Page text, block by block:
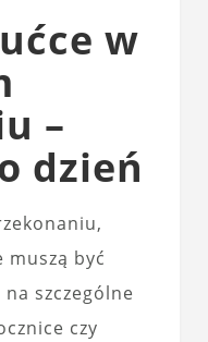
w
–
dzień
muszą być
na szczególne
czy